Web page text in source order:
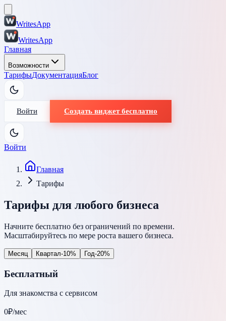
WritesApp
WritesApp
Главная
Возможности
ТарифыДокументацияБлог
Войти Создать виджет бесплатно
Войти
Главная
Тарифы
Тарифы для любого бизнеса
Начните бесплатно без ограничений по времени.
Масштабируйтесь по мере роста вашего бизнеса.
Месяц Квартал-10% Год-20%
Бесплатный
Для знакомства с сервисом
0₽/мес